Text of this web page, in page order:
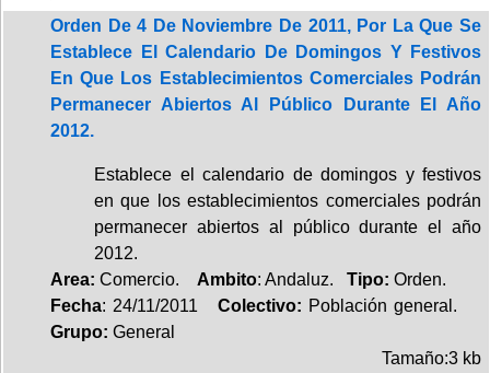
Orden De 4 De Noviembre De 2011, Por La Que Se
Establece El Calendario De Domingos Y Festivos
En Que Los Establecimientos Comerciales Podrán
Permanecer Abiertos Al Público Durante El Año
2012.
Establece el calendario de domingos y festivos
en que los establecimientos comerciales podrán
permanecer abiertos al público durante el año
2012.
Area: Comercio. Ambito: Andaluz. Tipo: Orden.
Fecha: 24/11/2011 Colectivo: Población general.
Grupo: General
Tamaño:3 kb